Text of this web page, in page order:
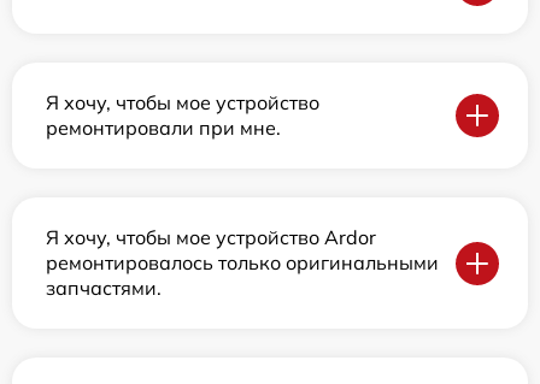
Я хочу, чтобы мое устройство
ремонтировали при мне.
Я хочу, чтобы мое устройство Ardor
ремонтировалось только оригинальными
запчастями.